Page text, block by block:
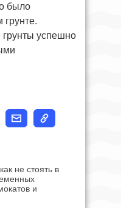
было
успешно
не стоять в
и